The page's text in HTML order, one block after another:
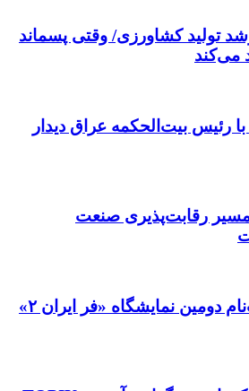
تولید کشاورزی/ وقتی پسماند
می‌کند
با رئیس بیت‌الحکمه عراق دیدار
رقابت‌پذیری صنعت
تمدید مهلت ثبت‌نام دومین نمایشگاه «فر ایران ۲»